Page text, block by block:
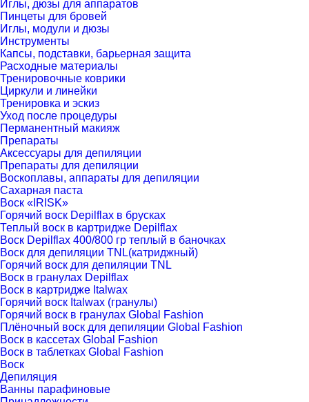
Иглы, дюзы для аппаратов
Пинцеты для бровей
Иглы, модули и дюзы
Инструменты
Капсы, подставки, барьерная защита
Расходные материалы
Тренировочные коврики
Циркули и линейки
Тренировка и эскиз
Уход после процедуры
Перманентный макияж
Препараты
Аксессуары для депиляции
Препараты для депиляции
Воскоплавы, аппараты для депиляции
Сахарная паста
Воск «IRISK»
Горячий воск Depilflax в брусках
Теплый воск в картридже Depilflax
Воск Depilflax 400/800 гр теплый в баночках
Воск для депиляции TNL(катриджный)
Горячий воск для депиляции TNL
Воск в гранулах Depilflax
Воск в картридже Italwax
Горячий воск Italwax (гранулы)
Горячий воск в гранулах Global Fashion
Плёночный воск для депиляции Global Fashion
Воск в каcсетах Global Fashion
Воск в таблетках Global Fashion
Воск
Депиляция
Ванны парафиновые